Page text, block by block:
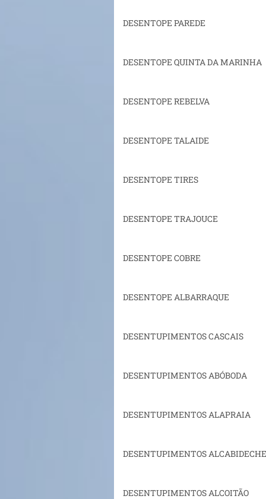
DESENTOPE PAREDE
DESENTOPE QUINTA DA MARINHA
DESENTOPE REBELVA
DESENTOPE TALAIDE
DESENTOPE TIRES
DESENTOPE TRAJOUCE
DESENTOPE COBRE
DESENTOPE ALBARRAQUE
DESENTUPIMENTOS CASCAIS
DESENTUPIMENTOS ABÓBODA
DESENTUPIMENTOS ALAPRAIA
DESENTUPIMENTOS ALCABIDECHE
DESENTUPIMENTOS ALCOITÃO